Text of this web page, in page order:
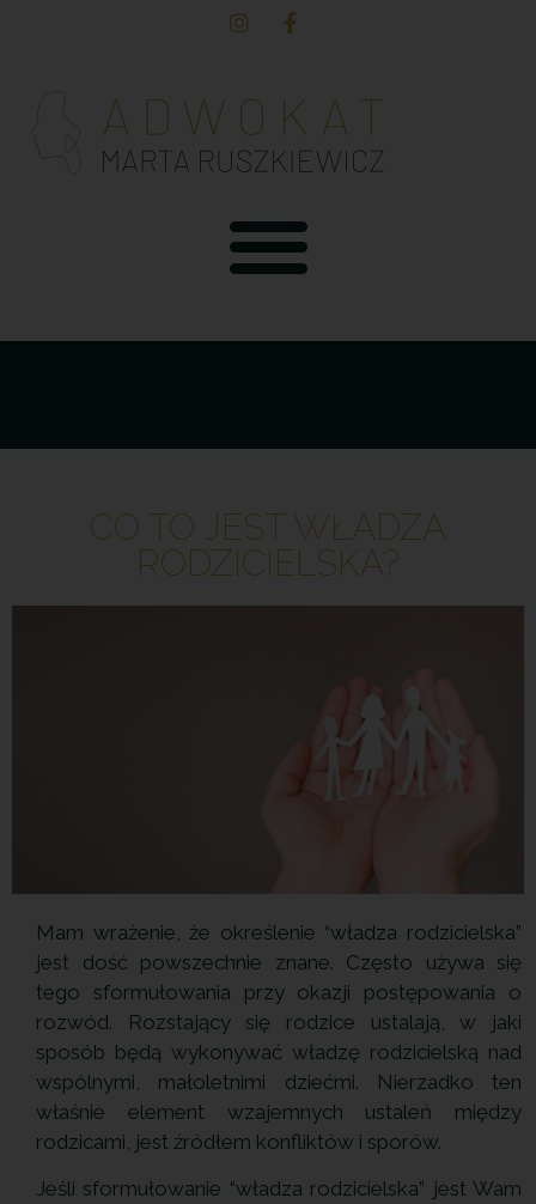
CO TO JEST WŁADZA
RODZICIELSKA?
Mam wrażenie, że określenie “władza rodzicielska”
jest dość powszechnie znane. Często używa się
tego sformułowania przy okazji postępowania o
rozwód. Rozstający się rodzice ustalają, w jaki
sposób będą wykonywać władzę rodzicielską nad
wspólnymi, małoletnimi dziećmi. Nierzadko ten
właśnie element wzajemnych ustaleń między
rodzicami, jest źródłem konfliktów i sporów.
Jeśli sformułowanie “władza rodzicielska” jest Wam